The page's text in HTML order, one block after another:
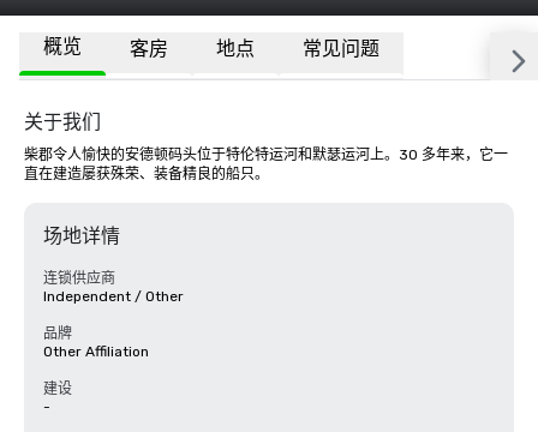
概览 客房 地点 常见问题
关于我们
柴郡令人愉快的安德顿码头位于特伦特运河和默瑟运河上。30 多年来，它一
直在建造屡获殊荣、装备精良的船只。
场地详情
连锁供应商
Independent / Other
品牌
Other Affiliation
建设
-